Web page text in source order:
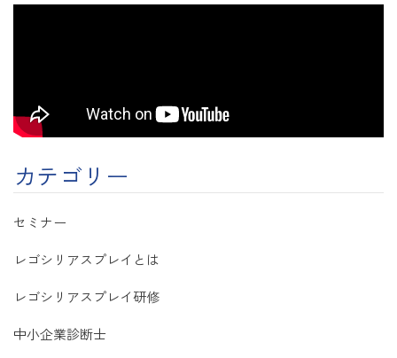
カテゴリー
セミナー
レゴシリアスプレイとは
レゴシリアスプレイ研修
中小企業診断士